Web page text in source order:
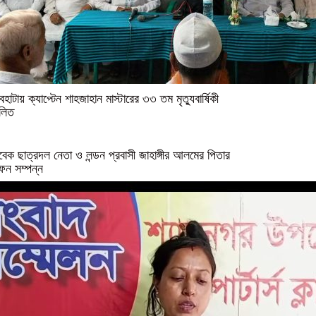
ক্যাপ্টেন শাহজাহান মাস্টারের ৩৩ তম মৃত্যুবার্ষিকী
ছাত্রদল নেতা ও লন্ডন প্রবাসী জাহাঙ্গীর আলমের পিতার
সম্পন্ন